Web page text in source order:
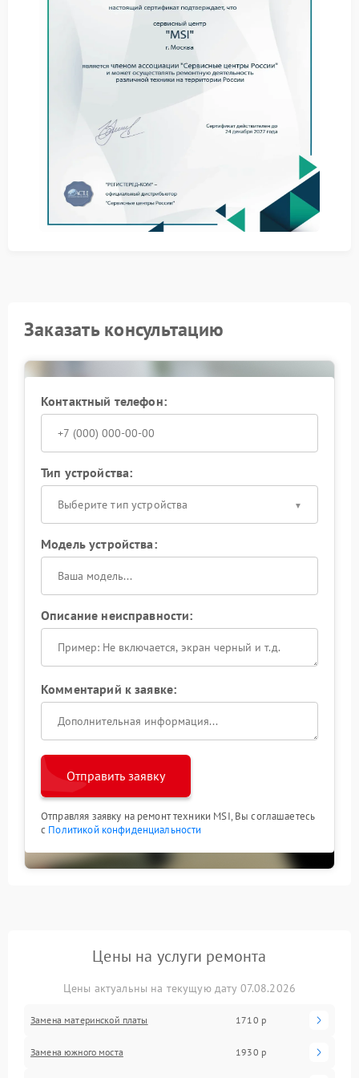
обслуживания
Специализированный сервис MSI действует по
четкому протоколу. Процесс включает несколько
обязательных этапов:
накопителя и контроллера.
Попытка безопасного извлечения данных с
поврежденного устройства.
последующей настройкой.
Обращение в авторизованный сервисный центр
MSI дает доступ к оригинальным компонентам и
гарантии на выполненные работы. Своевременное
Заказать консультацию
Контактный телефон:
Тип устройства:
Выберите тип устройства
Модель устройства:
Описание неисправности:
Комментарий к заявке:
Отправить заявку
Отправляя заявку на ремонт техники MSI, Вы соглашаетесь
с Политикой конфиденциальности
Цены на услуги ремонта
Цены актуальны на текущую дату 07.08.2026
Замена материнской платы 1710 р
Замена южного моста 1930 р